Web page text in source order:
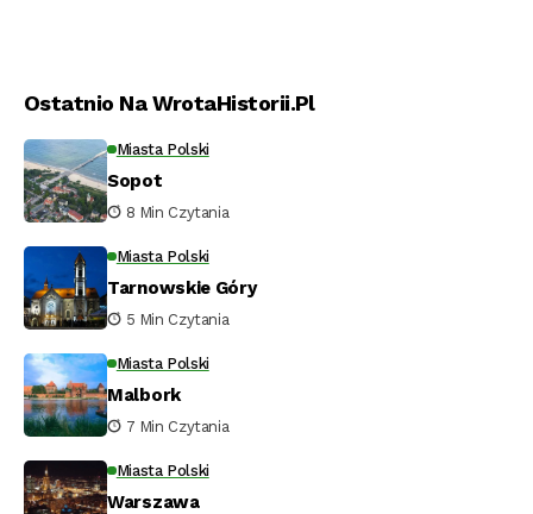
Ostatnio Na WrotaHistorii.pl
Miasta Polski
Sopot
8 Min Czytania
Miasta Polski
Tarnowskie Góry
5 Min Czytania
Miasta Polski
Malbork
7 Min Czytania
Miasta Polski
Warszawa